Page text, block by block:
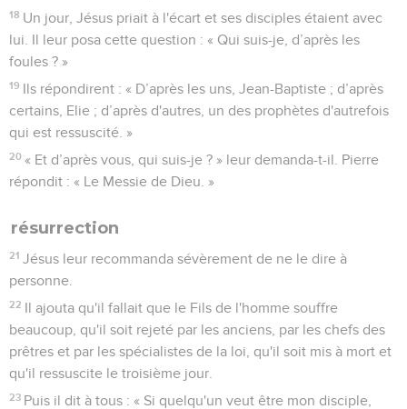
18 Un jour, Jésus priait à l'écart et ses disciples étaient avec
lui. Il leur posa cette question : « Qui suis-je, d’après les
foules ? »
19 Ils répondirent : « D’après les uns, Jean-Baptiste ; d’après
certains, Elie ; d’après d'autres, un des prophètes d'autrefois
qui est ressuscité. »
20 « Et d’après vous, qui suis-je ? » leur demanda-t-il. Pierre
répondit : « Le Messie de Dieu. »
résurrection
21 Jésus leur recommanda sévèrement de ne le dire à
personne.
22 Il ajouta qu'il fallait que le Fils de l'homme souffre
beaucoup, qu'il soit rejeté par les anciens, par les chefs des
prêtres et par les spécialistes de la loi, qu'il soit mis à mort et
qu'il ressuscite le troisième jour.
23 Puis il dit à tous : « Si quelqu'un veut être mon disciple,